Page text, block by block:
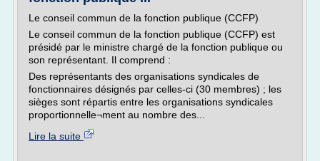
Le conseil commun de la fonction publique (CCFP)
Le conseil commun de la fonction publique (CCFP) est
présidé par le ministre chargé de la fonction publique ou
son représentant. Il comprend :
Des représentants des organisations syndicales de
fonctionnaires désignés par celles-ci (30 membres) ; les
sièges sont répartis entre les organisations syndicales
proportionnelle¬ment au nombre des...
Lire la suite